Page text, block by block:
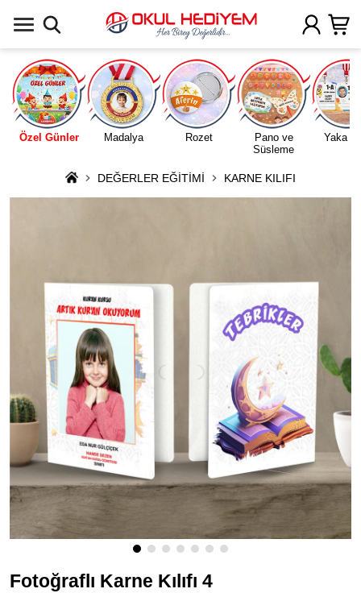
Özel Günler Madalya Rozet
Pano ve
Süsleme
Yaka
DEĞERLER EĞİTİMİ KARNE KILIFI
Fotoğraflı Karne Kılıfı 4
Uygulamada Aç